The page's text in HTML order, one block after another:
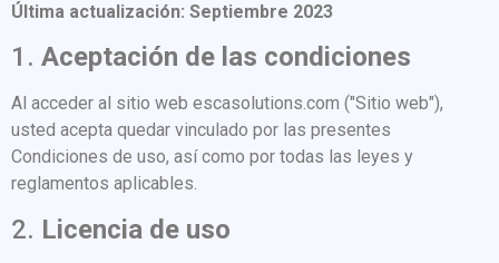
Última actualización: Septiembre 2023
1. Aceptación de las condiciones
Al acceder al sitio web escasolutions.com ("Sitio web"),
usted acepta quedar vinculado por las presentes
Condiciones de uso, así como por todas las leyes y
reglamentos aplicables.
2. Licencia de uso